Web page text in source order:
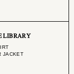
LIBRARY
JACKET